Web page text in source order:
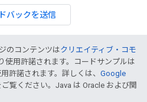
バックを送信
のコンテンツはクリエイティブ・コモ
使用許諾されます。コードサンプルは
許諾されます。詳しくは、 Google
ご覧ください。Java は Oracle および関